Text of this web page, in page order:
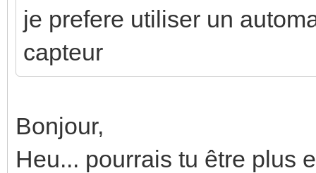
je prefere utiliser un
capteur
Bonjour,
Heu... pourrais tu être plus